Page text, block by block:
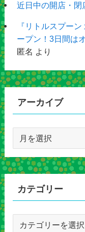
近日中の開店・閉
『リトルスプー
ープン！3日間は
匿名 より
アーカイブ
カ
イ
カテゴリー